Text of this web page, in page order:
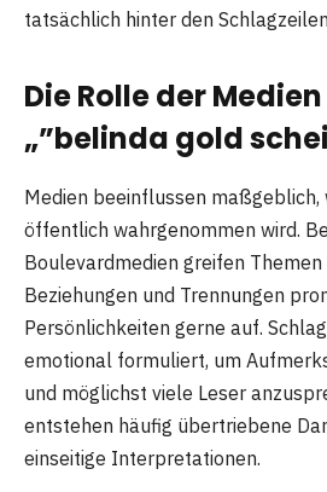
tatsächlich hinter den
Die Rolle der
„”belinda gold
Medien beeinflussen maßgeblich,
öffentlich wahrgenommen wird.
Boulevardmedien greifen Themen
Beziehungen und Trennungen
Persönlichkeiten gerne auf.
emotional formuliert, um
und möglichst viele Leser
entstehen häufig übertriebene
einseitige Interpretationen.